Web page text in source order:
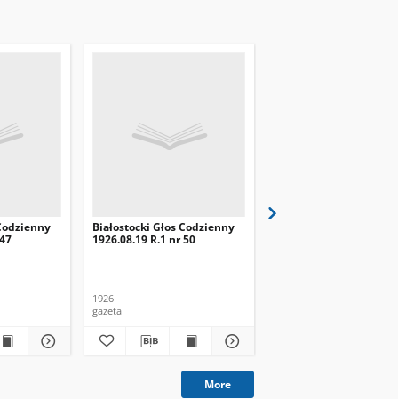
Białostocki Głos Codzienny
1926.08.19 R.1 nr 50
1926
gazeta
More